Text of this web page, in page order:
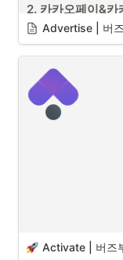
2. 카카오페이&카
Advertise | 버
Activate | 버즈